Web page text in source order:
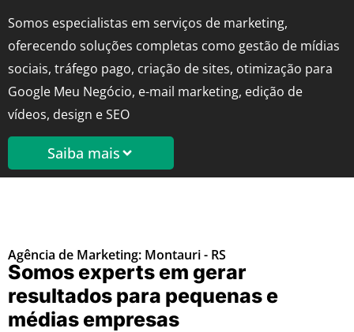
Somos especialistas em serviços de marketing,
oferecendo soluções completas como gestão de mídias
sociais, tráfego pago, criação de sites, otimização para
Google Meu Negócio, e-mail marketing, edição de
vídeos, design e SEO
Saiba mais
Agência de Marketing: Montauri - RS
Somos experts em gerar
resultados para pequenas e
médias empresas